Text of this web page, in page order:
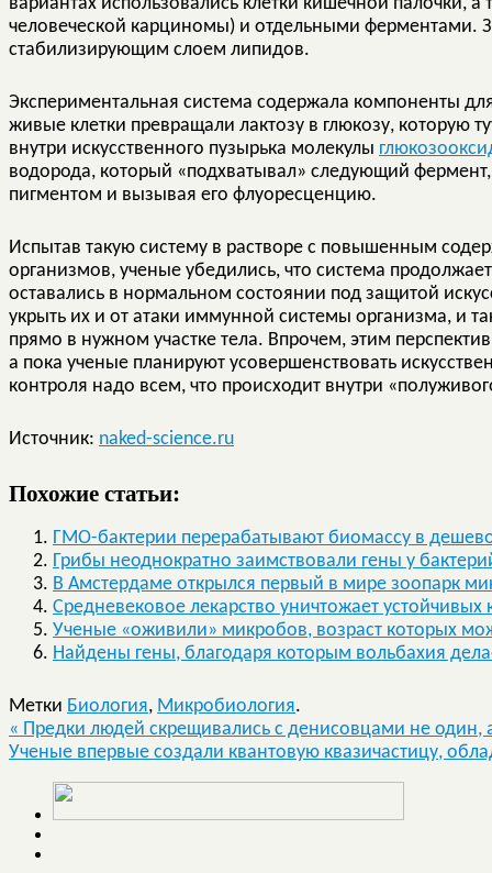
человеческой карциномы) и отдельными ферментами.
стабилизирующим слоем липидов.
Экспериментальная система содержала компоненты
живые клетки превращали лактозу в глюкозу,
внутри искусственного пузырька молекулы
водорода, который «подхватывал» следующий
пигментом и вызывая его флуоресценцию.
Испытав такую систему в растворе с повышенным
организмов, ученые убедились, что система
оставались в нормальном состоянии под защитой
укрыть их и от атаки иммунной системы организма, и
прямо в нужном участке тела. Впрочем, этим
а пока ученые планируют усовершенствовать
контроля надо всем, что происходит внутри
Источник: naked-science.ru
Похожие статьи:
ГМО-бактерии перерабатывают биомассу в
Грибы неоднократно заимствовали гены у
В Амстердаме открылся первый в мире зоопарк
Средневековое лекарство уничтожает
Ученые «оживили» микробов, возраст которых
Найдены гены, благодаря которым вольбахия
Метки Биология, Микробиология.
« Предки людей скрещивались с денисовцами не один,
Ученые впервые создали квантовую квазичастицу,